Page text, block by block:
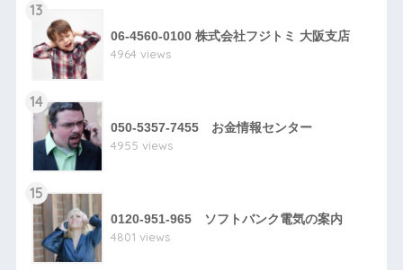
13
06-4560-0100 株式会社フジトミ 大阪支店
4964 views
14
050-5357-7455 お金情報センター
4955 views
15
0120-951-965 ソフトバンク電気の案内
4801 views